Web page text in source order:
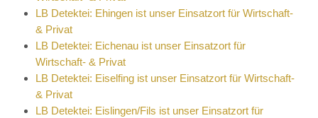
LB Detektei: Ehingen ist unser Einsatzort für Wirtschaft-
& Privat
LB Detektei: Eichenau ist unser Einsatzort für
Wirtschaft- & Privat
LB Detektei: Eiselfing ist unser Einsatzort für Wirtschaft-
& Privat
LB Detektei: Eislingen/Fils ist unser Einsatzort für